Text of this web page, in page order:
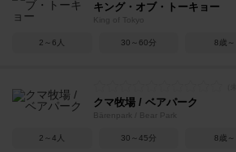
キング・オブ・トーキョー
2～6人 30～60分 8歳～
クマ牧場 / ベアパーク
Bärenpark / Bear Park
2～4人 30～45分 8歳～